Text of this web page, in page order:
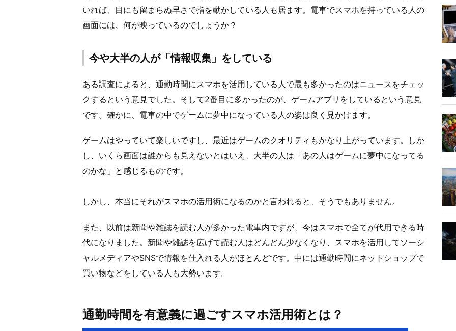
いれば、目にも留まらぬ早さで指を動かしている人も居ます。電車でスマホを持っている人の
画面には、何が映っているのでしょうか？
今や大半の人が「情報収集」をしている
ある調査によると、通勤時間にスマホを活用している人で最も多かったのはニュースをチェッ
クするという意見でした。そして2番目に多かったのが、ゲームアプリをしているという意見
です。確かに、電車の中でゲームに夢中になっている人の姿は良く見かけます。
ゲームはやっていて楽しいですし、最近はゲームのクオリティもかなり上がっています。しか
し、いくら画面は誰からも見えないとはいえ、大半の人は「あの人はゲームに夢中になってる
のかな」と感じるものです。
しかし、本当にそれがスマホの活用術になるのかと言われると、そうでもありません。
また、以前は新聞や雑誌を読む人が多かった電車内ですが、今はスマホで全てが代用できる時
代になりました。新聞や雑誌を広げて読む人はどんどん少なくなり、スマホを活用してソーシ
ャルメディアやSNSで情報を仕入れる人がほとんどです。中には通勤時間にネットショップで
買い物などをしている人も大勢います。
通勤時間を有意義に過ごすスマホ活用術とは？